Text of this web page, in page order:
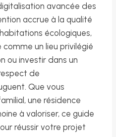
avancée des
accrue à la qualité
écologiques,
un lieu privilégié
ou investir dans un
de
Que vous
une résidence
à valoriser, ce guide
réussir votre projet